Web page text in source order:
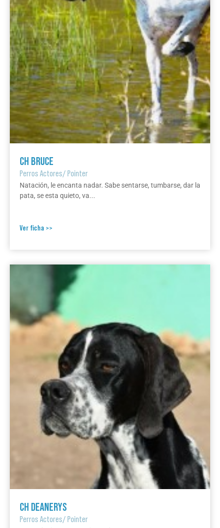
CH BRUCE
Perros Actores/Pointer
Natación, le encanta nadar. Sabe sentarse, tumbarse, dar la
pata, se esta quieto, va...
Ver ficha >>
CH DEANERYS
Perros Actores/Pointer